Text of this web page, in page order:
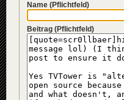
Name (Pflichtfeld)
Beitrag (Pflichtfeld)